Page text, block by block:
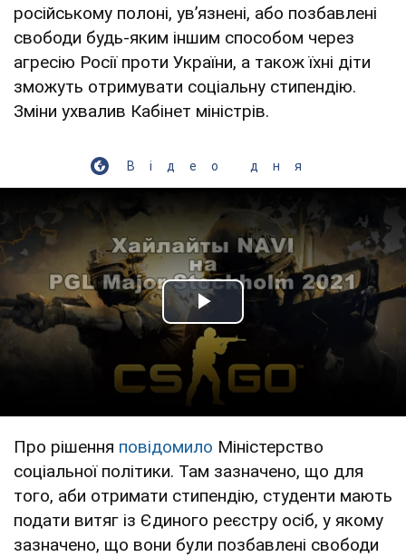
російському полоні, увʼязнені, або позбавлені
свободи будь-яким іншим способом через
агресію Росії проти України, а також їхні діти
зможуть отримувати соціальну стипендію.
Зміни ухвалив Кабінет міністрів.
Відео дня
Play Video
Про рішення повідомило Міністерство
соціальної політики. Там зазначено, що для
того, аби отримати стипендію, студенти мають
подати витяг із Єдиного реєстру осіб, у якому
зазначено, що вони були позбавлені свободи